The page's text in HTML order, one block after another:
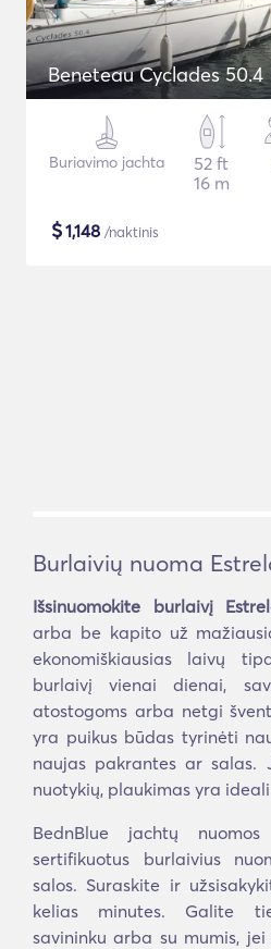
Beneteau Cyclades 50.4
Buriavimo jachta
52 ft
16 m
$1,148 /naktinis
Burlaivių nuoma
Išsinuomokite burlaivį
arba be kapito už
ekonomiškiausias laivų
burlaivį vienai dienai,
atostogoms arba netgi
yra puikus būdas tyrinėti
naujas pakrantes ar salas.
nuotykių, plaukimas yra
BednBlue jachtų
sertifikuotus burlaivius
salos. Suraskite ir
kelias minutes. Galite
savininku arba su mumis,